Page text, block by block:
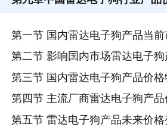
第一节 国内雷达电子狗产品当
第二节 影响国内市场雷达电子
第三节 国内雷达电子狗产品价格
第四节 主流厂商雷达电子狗产
第五节 雷达电子狗产品未来价